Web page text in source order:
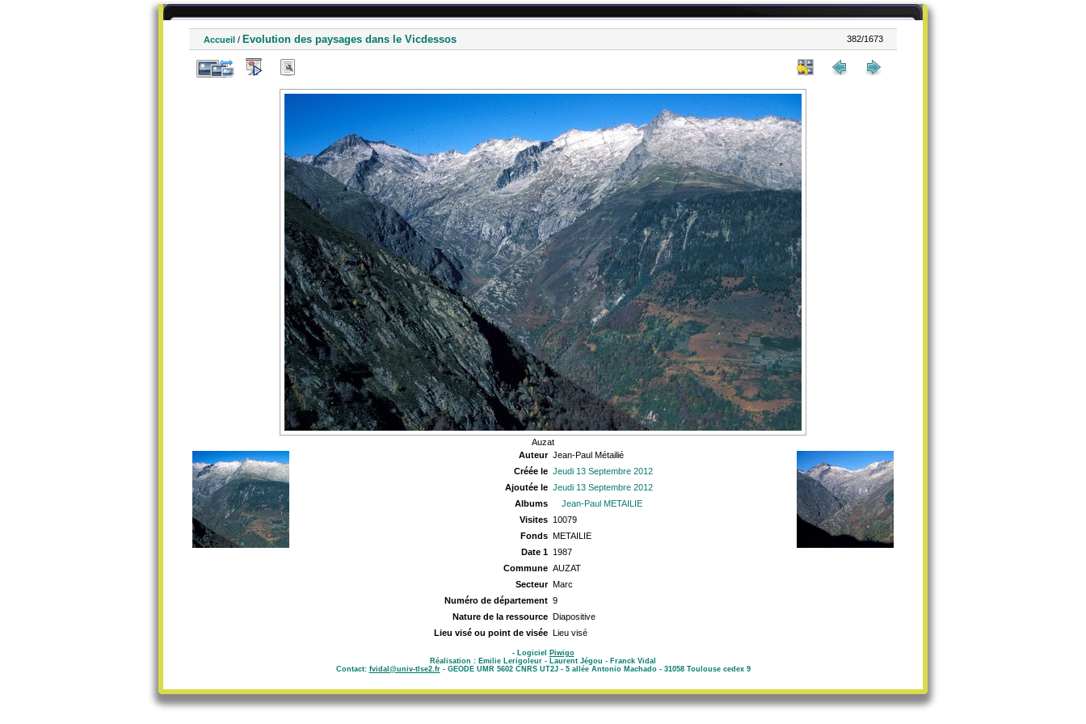
Accueil / Evolution des paysages dans le Vicdessos 382/1673
Auzat
Auteur Jean-Paul Métailié
Créée le Jeudi 13 Septembre 2012
Ajoutée le Jeudi 13 Septembre 2012
Albums
Jean-Paul METAILIE
Visites 10079
Fonds METAILIE
Date 1 1987
Commune AUZAT
Secteur Marc
Numéro de département 9
Nature de la ressource Diapositive
Lieu visé ou point de visée Lieu visé
- Logiciel
Piwigo
Réalisation : Emilie Lerigoleur - Laurent Jégou - Franck Vidal
Contact: fvidal@univ-tlse2.fr- GEODE UMR 5602 CNRS UT2J - 5 allée Antonio Machado - 31058 Toulouse cedex 9